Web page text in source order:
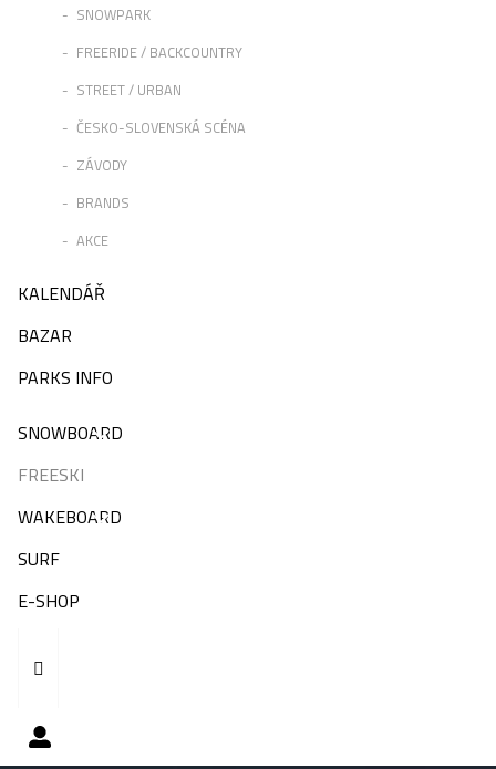
SNOWPARK
FREERIDE / BACKCOUNTRY
STREET / URBAN
ČESKO-SLOVENSKÁ SCÉNA
ZÁVODY
BRANDS
AKCE
KALENDÁŘ
BAZAR
PARKS INFO
SNOWBOARD
FREESKI
WAKEBOARD
SURF
E-SHOP